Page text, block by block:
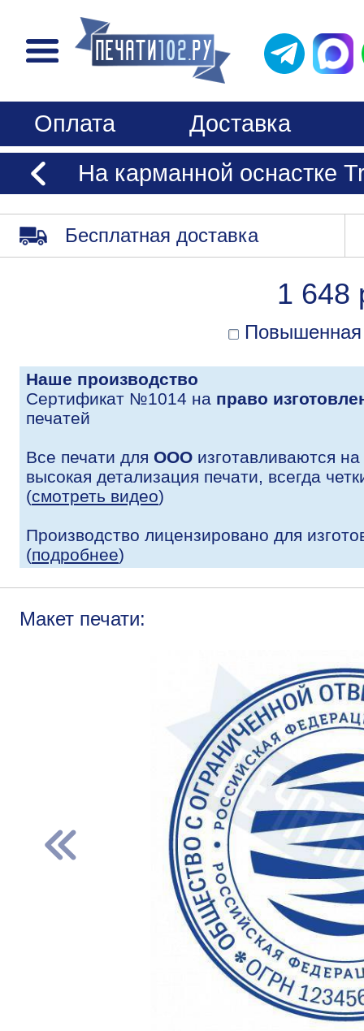
Оплата
Доставка
На карманной оснастке
Бесплатная доставка
1 648
Повышенная
Наше производство
Сертификат №1014 на право
печатей
Все печати для ООО изготавливаются
высокая детализация печати, всегда
(смотреть видео)
Производство лицензировано для
(подробнее)
Макет печати: